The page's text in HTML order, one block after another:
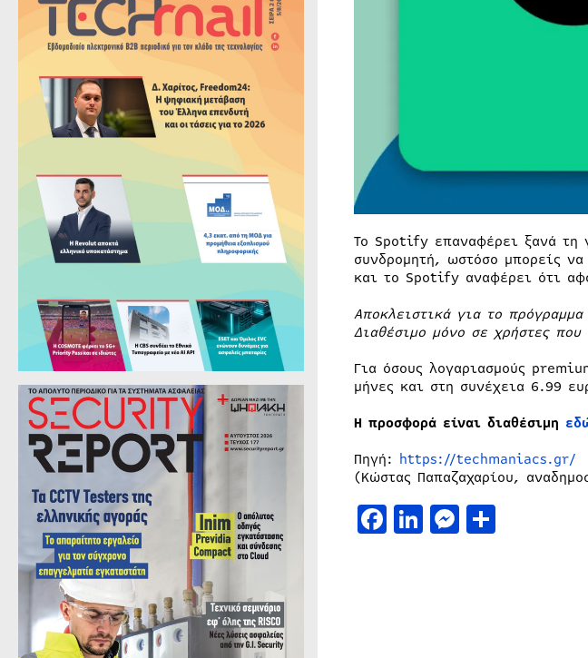
Το Spotify επαναφέρει ξανά τη
συνδρομητή, ωστόσο μπορείς
και το Spotify αναφέρει ότι
Αποκλειστικά για το
Διαθέσιμο μόνο σε χρήστες
Για όσους λογαριασμούς
μήνες και στη συνέχεια 6.99
Η προσφορά είναι διαθέσιμη
Πηγή: https://techmaniacs.gr/
(Κώστας Παπαζαχαρίου,
Facebook
LinkedIn
Messenger